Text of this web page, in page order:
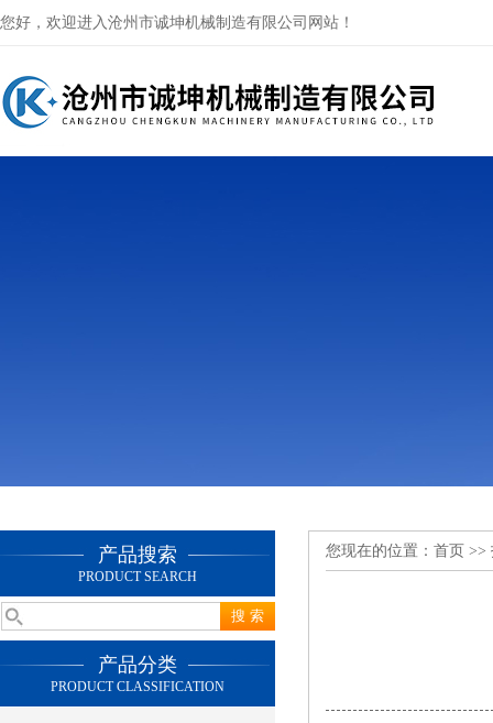
您好，欢迎进入沧州市诚坤机械制造有限公司网站！
产品搜索
PRODUCT SEARCH
产品分类
PRODUCT CLASSIFICATION
您现在的位置： 首页 >>